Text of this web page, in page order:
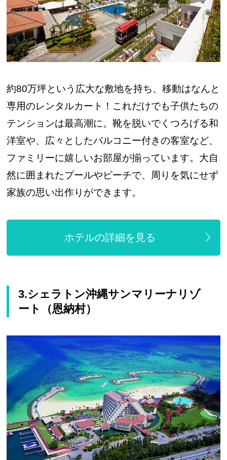
約80万坪という広大な敷地を持ち、移動はなんと
専用のレンタルカート！これだけでも子供たちの
テンションは最高潮に。靴を脱いでくつろげる和
洋室や、広々としたバルコニー付きの客室など、
ファミリーに嬉しいお部屋が揃っています。大自
然に囲まれたプールやビーチで、周りを気にせず
家族の思い出作りができます。
ホテルの詳細を見る
3.シェラトン沖縄サンマリーナリゾ
ート（恩納村）